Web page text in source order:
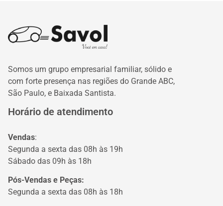
Somos um grupo empresarial familiar, sólido e
com forte presença nas regiões do Grande ABC,
São Paulo, e Baixada Santista.
Horário de atendimento
Vendas:
Segunda a sexta das 08h às 19h
Sábado das 09h às 18h
Pós-Vendas e Peças:
Segunda a sexta das 08h às 18h